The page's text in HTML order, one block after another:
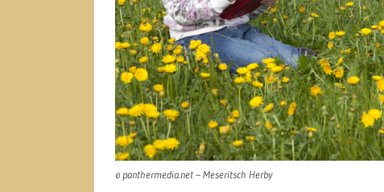
© panthermedia.net – Meseritsch Herby